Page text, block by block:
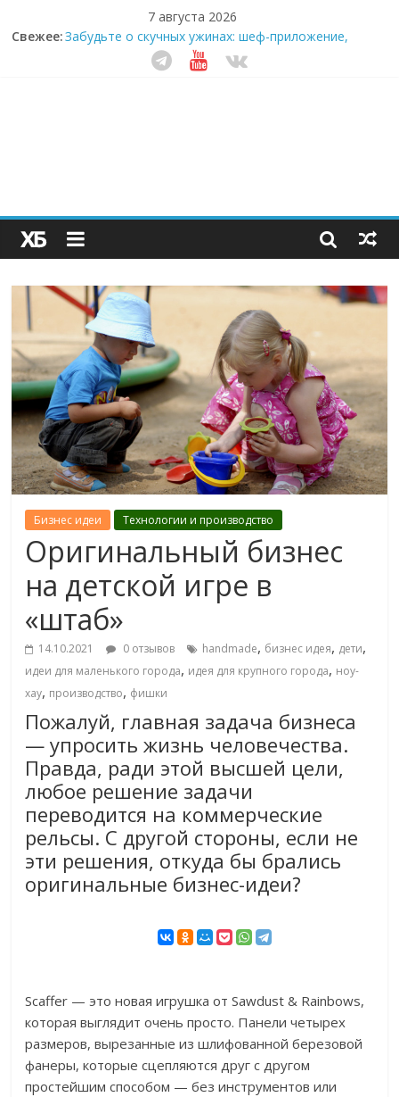
7 августа 2026
Свежее:Забудьте о скучных ужинах: шеф-приложение,
которое видит вашу еду насквозь
Небо зовёт: как бизнес на полётах дронов и
Секрет супергидратации: почему кокосовая вода с
пребиотиками становится главным трендом
здорового питания
Бизнес идеи Технологии и производство
Оригинальный бизнес
на детской игре в
«штаб»
14.10.2021 0 отзывов handmade, бизнес идея, дети,
идеи для маленького города, идея для крупного города, ноу-
хау, производство, фишки
Пожалуй, главная задача бизнеса
— упросить жизнь человечества.
Правда, ради этой высшей цели,
любое решение задачи
переводится на коммерческие
рельсы. С другой стороны, если не
эти решения, откуда бы брались
оригинальные бизнес-идеи?
Scaffer — это новая игрушка от Sawdust & Rainbows,
которая выглядит очень просто. Панели четырех
размеров, вырезанные из шлифованной березовой
фанеры, которые сцепляются друг с другом
простейшим способом — без инструментов или